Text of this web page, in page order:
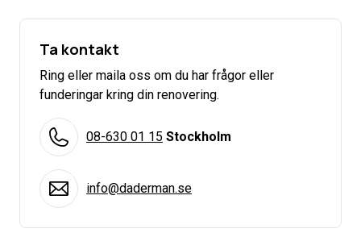
Ta kontakt
Ring eller maila oss om du har frågor eller
funderingar kring din renovering.
08-630 01 15 Stockholm
info@daderman.se